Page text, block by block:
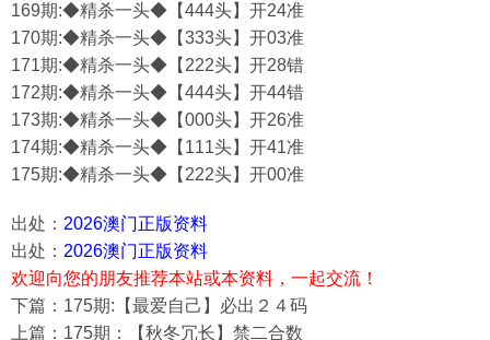
169期:◆精杀一头◆【444头】开24准
170期:◆精杀一头◆【333头】开03准
171期:◆精杀一头◆【222头】开28错
172期:◆精杀一头◆【444头】开44错
173期:◆精杀一头◆【000头】开26准
174期:◆精杀一头◆【111头】开41准
175期:◆精杀一头◆【222头】开00准
出处： 2026澳门正版资料
出处： 2026澳门正版资料
欢迎向您的朋友推荐本站或本资料，一起交流！
下篇：175期:【最爱自己】必出２４码
上篇：175期：【秋冬冗长】禁二合数